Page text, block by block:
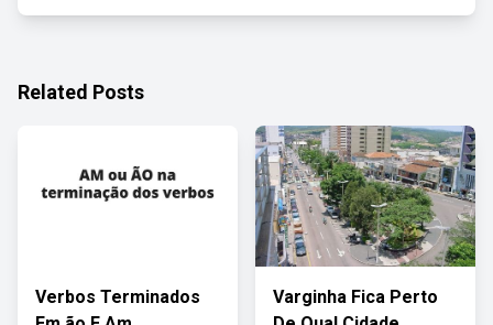
Related Posts
Verbos Terminados
Varginha Fica Perto